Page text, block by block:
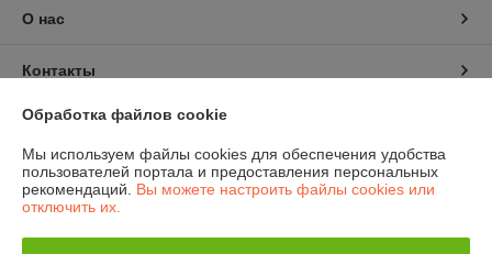
О нас
Контакты
Доставка и оплата
График работы
Обработка файлов cookie
Мы используем файлы cookies для обеспечения удобства
пользователей портала и предоставления персональных
рекомендаций. Вы можете настроить файлы cookies или
отключить их.